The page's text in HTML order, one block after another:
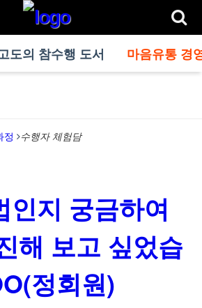
도의 참수행 도서 마음유통 경
정
수행자 체험담
인지 궁금하여
해 보고 싶었습
정회원)